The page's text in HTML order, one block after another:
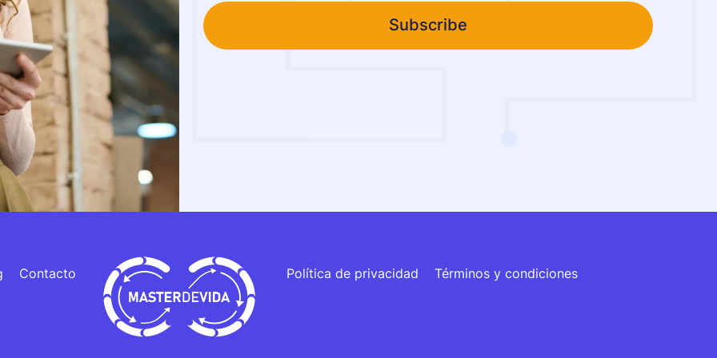
Subscribe
Contacto Política de privacidad Términos y condiciones